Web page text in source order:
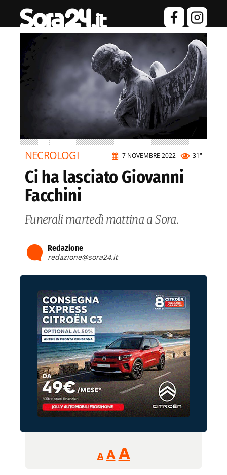
7 NOVEMBRE 2022 31"
NECROLOGI
Ci ha lasciato Giovanni
Facchini
Funerali martedì mattina a Sora.
Redazione
redazione@sora24.it
A
Reducir
tamaño
A Restablecer
AAumentar